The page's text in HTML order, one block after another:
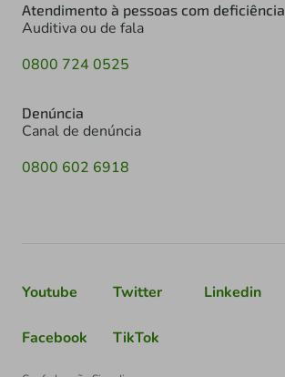
Atendimento à pessoas com deficiência
Auditiva ou de fala
0800 724 0525
Denúncia
Canal de denúncia
0800 602 6918
Youtube Twitter Linkedin
Facebook TikTok